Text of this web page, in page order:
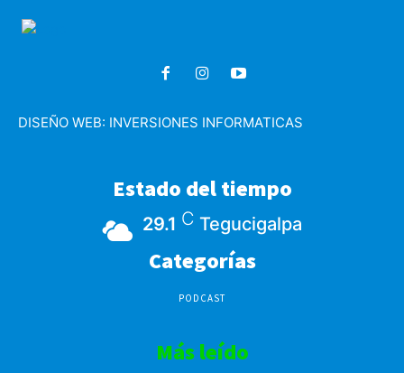
DISEÑO WEB: INVERSIONES INFORMATICAS
Estado del tiempo
29.1 C Tegucigalpa
Categorías
PODCAST
Más leído